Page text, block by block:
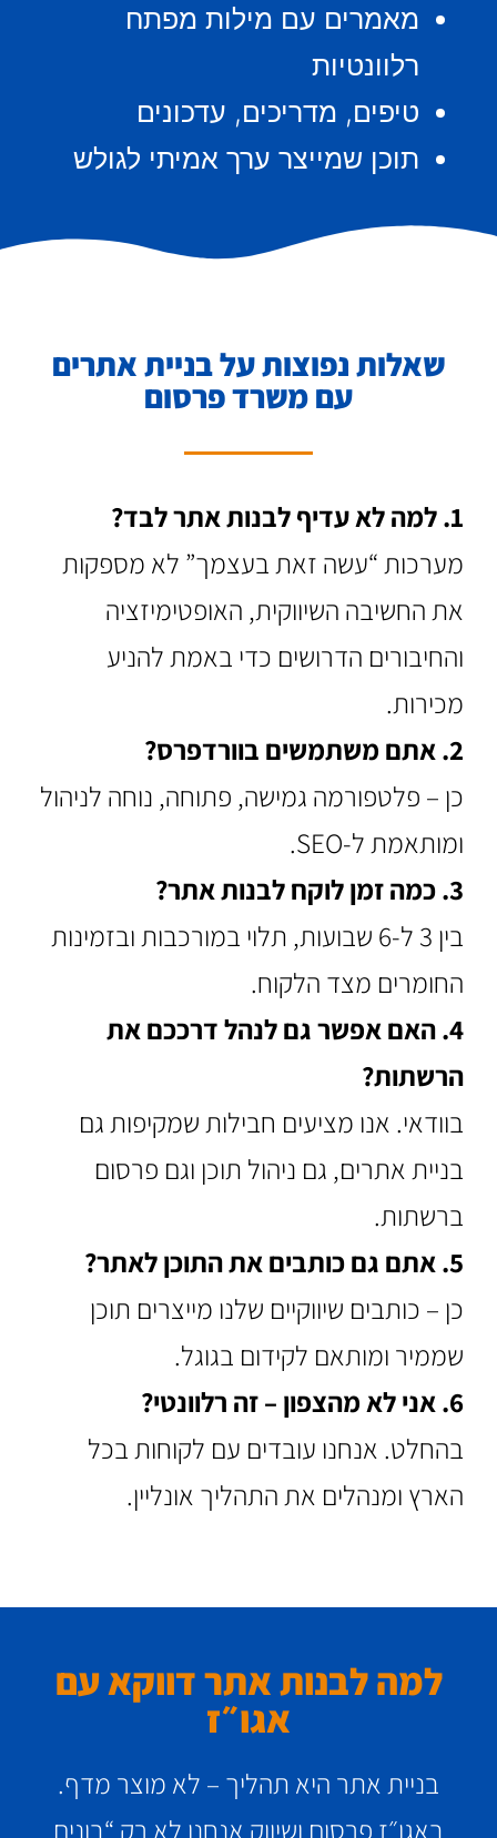
מאמרים עם מילות מפתח
רלוונטיות
טיפים, מדריכים, עדכונים
תוכן שמייצר ערך אמיתי לגולש
שאלות נפוצות על בניית אתרים
עם משרד פרסום
1. למה לא עדיף לבנות אתר לבד?
מערכות “עשה זאת בעצמך” לא מספקות
את החשיבה השיווקית, האופטימיזציה
והחיבורים הדרושים כדי באמת להניע
מכירות.
2. אתם משתמשים בוורדפרס?
כן – פלטפורמה גמישה, פתוחה, נוחה לניהול
ומותאמת ל-SEO.
3. כמה זמן לוקח לבנות אתר?
בין 3 ל-6 שבועות, תלוי במורכבות ובזמינות
החומרים מצד הלקוח.
4. האם אפשר גם לנהל דרככם את
הרשתות?
בוודאי. אנו מציעים חבילות שמקיפות גם
בניית אתרים, גם ניהול תוכן וגם פרסום
ברשתות.
5. אתם גם כותבים את התוכן לאתר?
כן – כותבים שיווקיים שלנו מייצרים תוכן
שממיר ומותאם לקידום בגוגל.
6. אני לא מהצפון – זה רלוונטי?
בהחלט. אנחנו עובדים עם לקוחות בכל
הארץ ומנהלים את התהליך אונליין.
למה לבנות אתר דווקא עם
אגו״ז
בניית אתר היא תהליך – לא מוצר מדף.
באגו״ז פרסום ושיווק אנחנו לא רק “בונים